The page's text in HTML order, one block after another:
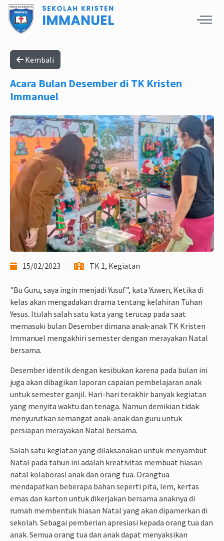
Kembali
Acara Bulan Desember di TK Kristen
Immanuel
15/02/2023 TK 1, Kegiatan
"Bu Guru, saya ingin menjadi Yusuf”, kata Yuwen, Ketika di
kelas akan mengadakan drama tentang kelahiran Tuhan
Yesus. Itulah salah satu kata yang terucap pada saat
memasuki bulan Desember dimana anak-anak TK Kristen
Immanuel mengakhiri semester dengan merayakan Natal
bersama.
Desember identik dengan kesibukan karena pada bulan ini
juga akan dibagikan laporan capaian pembelajaran anak
untuk semester ganjil. Hari-hari terakhir banyak kegiatan
yang menyita waktu dan tenaga. Namun demikian tidak
menyurutkan semangat anak-anak dan guru untuk
persiapan merayakan Natal bersama.
Salah satu kegiatan yang dilaksanakan untuk menyambut
Natal pada tahun ini adalah kreativitas membuat hiasan
natal kolaborasi anak dan orang tua. Orangtua
mendapatkan beberapa bahan seperti pita, lem, kertas
emas dan karton untuk dikerjakan bersama anaknya di
rumah membentuk hiasan Natal yang akan dipamerkan di
sekolah. Sebagai pemberian apresiasi kepada orang tua dan
anak. Semua orang tua dan anak dapat menyaksikan